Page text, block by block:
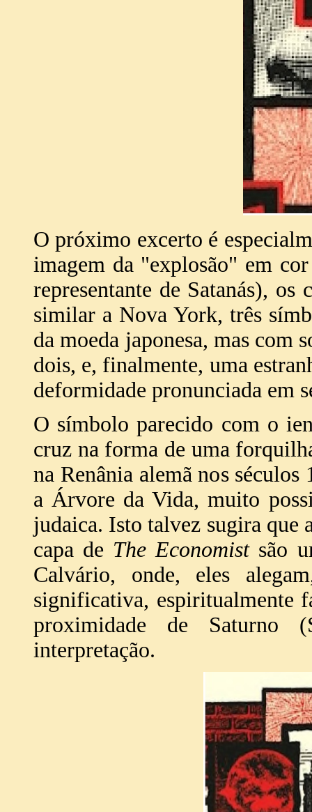
O próximo excerto é
imagem da "explosão" em
representante de Satanás),
similar a Nova York, três
da moeda japonesa, mas com
dois, e, finalmente, uma
deformidade pronunciada em
O símbolo parecido com o
cruz na forma de uma
na Renânia alemã nos
a Árvore da Vida, muito
judaica. Isto talvez sugira que
capa de The Economistsão
Calvário, onde, eles
significativa, espiritualmente
proximidade de Saturno
interpretação.